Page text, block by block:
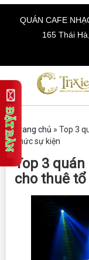
QUÁN CAFE
165 Thái
Trang chủ » Top 3
chức sự kiện
Top 3
cho thuê